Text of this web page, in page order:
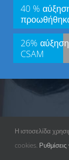
40 %
26%
CSAM
Η ιστοσελίδα
cookies. Ρυθμίσεις